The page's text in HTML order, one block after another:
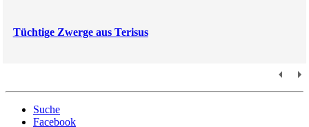
Tüchtige Zwerge aus Terisus
Suche
Facebook